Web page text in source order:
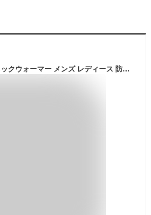
[E-Reise] フードウォーマー ネックウォーマー メンズ レディース 防寒 フェイスマスク フード付き スポーツ スノボ スキー アウトドア 冬